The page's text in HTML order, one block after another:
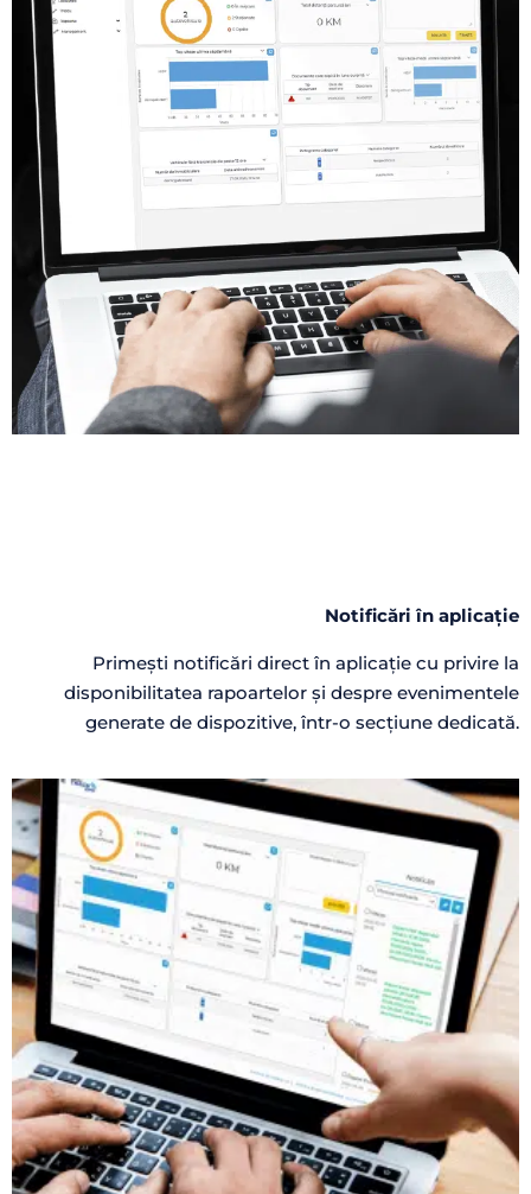
Notificări în aplicație
Primești notificări direct în aplicație cu privire la
disponibilitatea rapoartelor și despre evenimentele
generate de dispozitive, într-o secțiune dedicată.